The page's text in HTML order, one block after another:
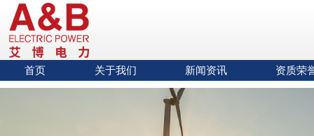
首页 关于我们 新闻资讯 资质荣